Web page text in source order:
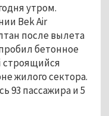
утром.
Bek Air
после вылета
бетонное
строящийся
жилого сектора.
93 пассажира и 5